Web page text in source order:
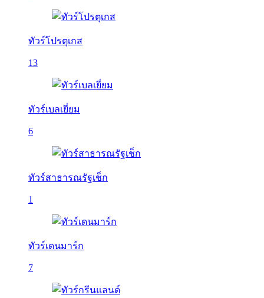
ทัวร์โปรตุเกส
13
ทัวร์เบลเยี่ยม
6
ทัวร์สาธารณรัฐเช็ก
1
ทัวร์เดนมาร์ก
7